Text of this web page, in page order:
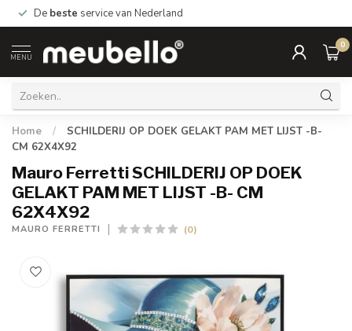
De beste service van Nederland
MENU
0
Home /
SCHILDERIJ OP DOEK GELAKT PAM MET LIJST -B-
CM 62X4X92
Mauro Ferretti SCHILDERIJ OP DOEK
GELAKT PAM MET LIJST -B- CM
62X4X92
MAURO FERRETTI (0)